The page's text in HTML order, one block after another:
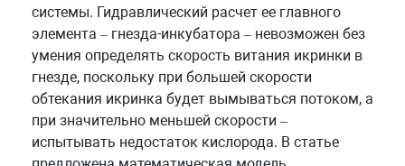
системы. Гидравлический расчет ее главного
элемента – гнезда-инкубатора – невозможен без
умения определять скорость витания икринки в
гнезде, поскольку при большей скорости
обтекания икринка будет вымываться потоком, а
при значительно меньшей скорости –
испытывать недостаток кислорода. В статье